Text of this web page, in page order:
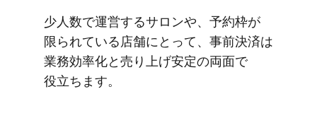
少人数で​運営する​サロンや、​予約枠が​
限られている​店舗に​とって、​事前決済は​
業務効率化と​売り上げ安定の​両面で​
役立ちます。